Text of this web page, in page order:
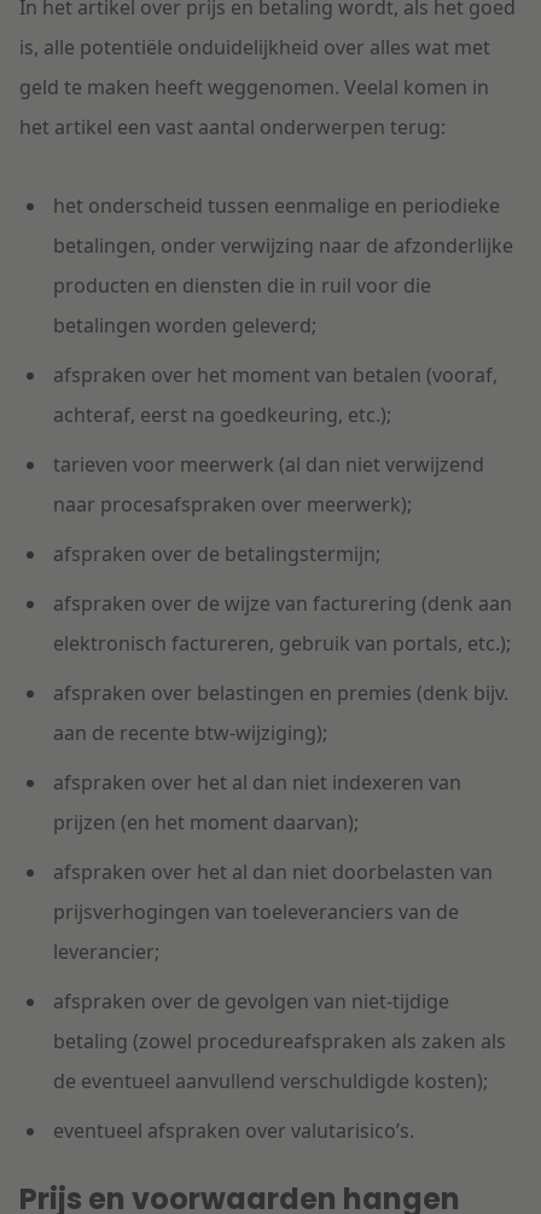
In het artikel over prijs en betaling wordt, als het goed
is, alle potentiële onduidelijkheid over alles wat met
geld te maken heeft weggenomen. Veelal komen in
het artikel een vast aantal onderwerpen terug:
het onderscheid tussen eenmalige en periodieke
betalingen, onder verwijzing naar de afzonderlijke
producten en diensten die in ruil voor die
betalingen worden geleverd;
afspraken over het moment van betalen (vooraf,
achteraf, eerst na goedkeuring, etc.);
tarieven voor meerwerk (al dan niet verwijzend
naar procesafspraken over meerwerk);
afspraken over de betalingstermijn;
afspraken over de wijze van facturering (denk aan
elektronisch factureren, gebruik van portals, etc.);
afspraken over belastingen en premies (denk bijv.
aan de recente btw-wijziging);
afspraken over het al dan niet indexeren van
prijzen (en het moment daarvan);
afspraken over het al dan niet doorbelasten van
prijsverhogingen van toeleveranciers van de
leverancier;
afspraken over de gevolgen van niet-tijdige
betaling (zowel procedureafspraken als zaken als
de eventueel aanvullend verschuldigde kosten);
eventueel afspraken over valutarisico’s.
Prijs en voorwaarden hangen